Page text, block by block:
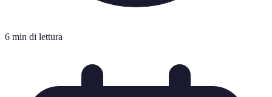
6 min di lettura